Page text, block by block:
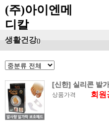
(주)아이엔메
디칼
생활건강()
[신한] 실리콘 발
상품가격 회원